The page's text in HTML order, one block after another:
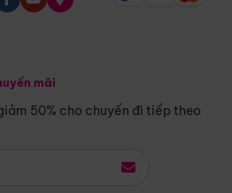
mãi
50% cho chuyến đi tiếp theo